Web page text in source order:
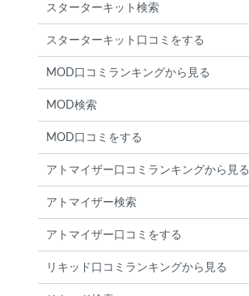
スターターキット検索
スターターキット口コミをする
MOD口コミランキングから見る
MOD検索
MOD口コミをする
アトマイザー口コミランキングから見る
アトマイザー検索
アトマイザー口コミをする
リキッド口コミランキングから見る